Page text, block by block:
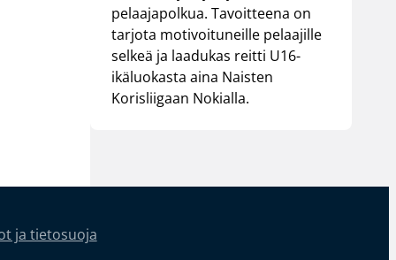
pelaajapolkua. Tavoitteena on
tarjota motivoituneille pelaajille
selkeä ja laadukas reitti U16-
ikäluokasta aina Naisten
Korisliigaan Nokialla.
ja tietosuoja